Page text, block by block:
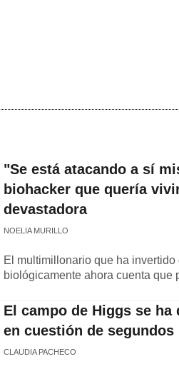
"Se está atacando a sí
biohacker que quería
devastadora
NOELIA MURILLO
El multimillonario que ha
biológicamente ahora cuenta que
El campo de Higgs se
en cuestión de segundos
CLAUDIA PACHECO